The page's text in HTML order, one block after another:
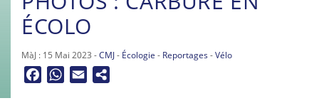
ÉCOLO
MàJ : 15 Mai 2023 -CMJ- Écologie - Reportages-Vélo
FacebookWhatsApp
Email